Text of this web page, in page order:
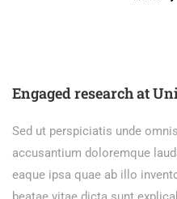
Engaged research at
Sed ut perspiciatis unde
accusantium doloremque
eaque ipsa quae ab illo